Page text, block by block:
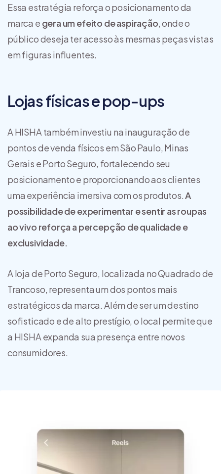
Essa estratégia reforça o posicionamento da
marca e gera um efeito de aspiração, onde o
público deseja ter acesso às mesmas peças vistas
em figuras influentes.
Lojas físicas e pop-ups
A HISHA também investiu na inauguração de
pontos de venda físicos em São Paulo, Minas
Gerais e Porto Seguro, fortalecendo seu
posicionamento e proporcionando aos clientes
uma experiência imersiva com os produtos.A
possibilidade de experimentar e sentir as roupas
ao vivo reforça a percepção de qualidade e
exclusividade.
A loja de Porto Seguro, localizada no Quadrado de
Trancoso, representa um dos pontos mais
estratégicos da marca. Além de ser um destino
sofisticado e de alto prestígio, o local permite que
a HISHA expanda sua presença entre novos
consumidores.